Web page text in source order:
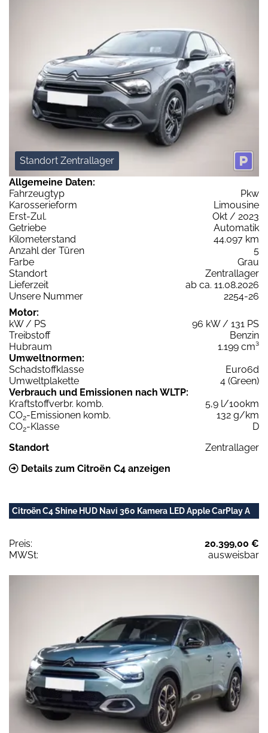
Standort Zentrallager
Allgemeine Daten:
Fahrzeugtyp
Pkw
Karosserieform
Limousine
Erst-Zul.
Okt / 2023
Getriebe
Automatik
Kilometerstand
44.097 km
Anzahl der Türen
5
Farbe
Grau
Standort
Zentrallager
Lieferzeit
ab ca. 11.08.2026
Unsere Nummer
2254-26
Motor:
kW / PS
96 kW / 131 PS
Treibstoff
Benzin
Hubraum
1.199 cm³
Umweltnormen:
Schadstoffklasse
Euro6d
Umweltplakette
4 (Green)
Verbrauch und Emissionen nach WLTP:
Kraftstoffverbr. komb.
5,9 l/100km
CO2-Emissionen komb.
132 g/km
CO2-Klasse
D
Standort
Zentrallager
Details zum Citroën C4 anzeigen
Citroën C4 Shine HUD Navi 360 Kamera LED Apple CarPlay A
Preis:
20.399,00 €
MWSt:
ausweisbar